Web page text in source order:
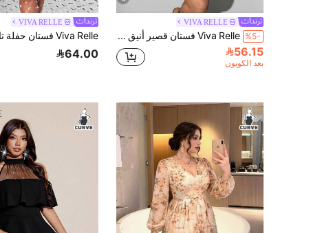
VIVA RELLE
%5- Viva Relle فستان قصير أنيق للنساء ذوات الحجم الكبير، رقبة على شكل قلب، أكمام طويلة واسعة الأطراف، خصر مطاطي، تنورة على شكل حرف A، مناسب للحفلات والمناسبات اليومية، باللون الأحمر الداكن، أكمام طويلة وأنيقة، فستان قصير جذاب للمناسبات الرسمية، فستان نسائي للأعياد والعطلات الشتوية
56.15
بعد الكوبون
VIVA RELLE
64.00